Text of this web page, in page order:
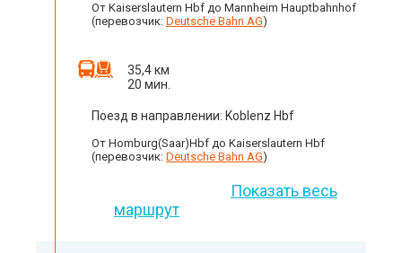
От Kaiserslautern Hbf до Mannheim Hauptbahnhof
(перевозчик: Deutsche Bahn AG)
35,4 км
20 мин.
Поезд в направлении: Koblenz Hbf
От Homburg(Saar)Hbf до Kaiserslautern Hbf
(перевозчик: Deutsche Bahn AG)
Показать весь
маршрут